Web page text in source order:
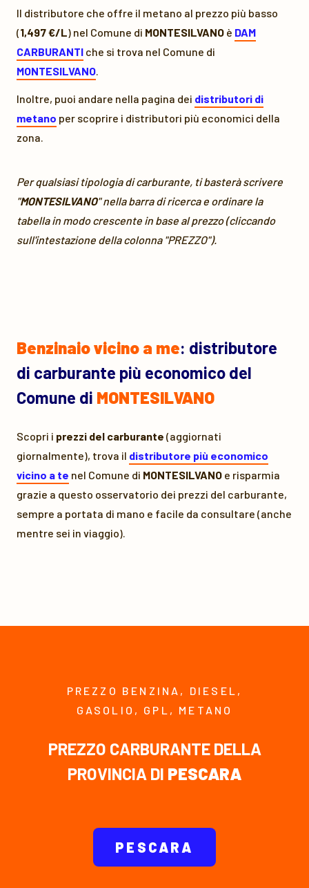
Il distributore che offre il metano al prezzo più basso
(1,497 €/L) nel Comune di MONTESILVANO è DAM
CARBURANTI che si trova nel Comune di
MONTESILVANO.
Inoltre, puoi andare nella pagina dei distributori di
metano per scoprire i distributori più economici della
zona.
Per qualsiasi tipologia di carburante, ti basterà scrivere
"MONTESILVANO" nella barra di ricerca e ordinare la
tabella in modo crescente in base al prezzo (cliccando
sull'intestazione della colonna "PREZZO").
Benzinaio vicino a me: distributore
di carburante più economico del
Comune di MONTESILVANO
Scopri i prezzi del carburante (aggiornati
giornalmente), trova il distributore più economico
vicino a te nel Comune di MONTESILVANO e risparmia
grazie a questo osservatorio dei prezzi del carburante,
sempre a portata di mano e facile da consultare (anche
mentre sei in viaggio).
PREZZO BENZINA, DIESEL,
GASOLIO, GPL, METANO
PREZZO CARBURANTE DELLA
PROVINCIA DI PESCARA
PESCARA